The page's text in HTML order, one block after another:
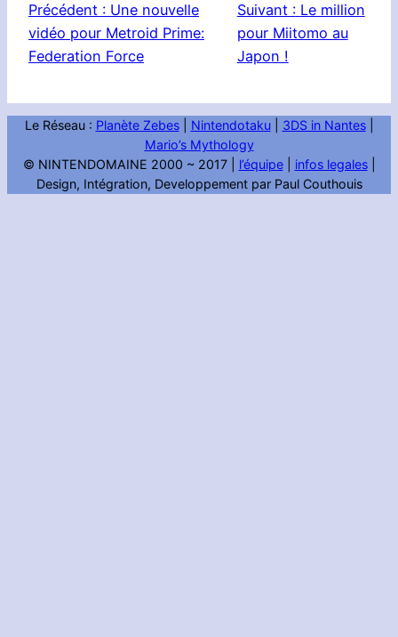
Précédent : Une nouvelle
vidéo pour Metroid Prime:
Federation Force
Suivant : Le million
pour Miitomo au
Japon !
Le Réseau : Planète Zebes| Nintendotaku| 3DS in Nantes|
Mario’s Mythology
© NINTENDOMAINE 2000 ~ 2017 | l’équipe| infos legales|
Design, Intégration, Developpement par Paul Couthouis